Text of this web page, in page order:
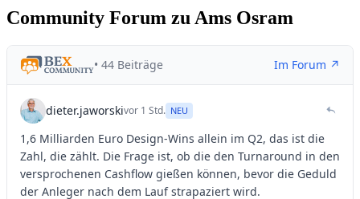
Community Forum zu Ams Osram